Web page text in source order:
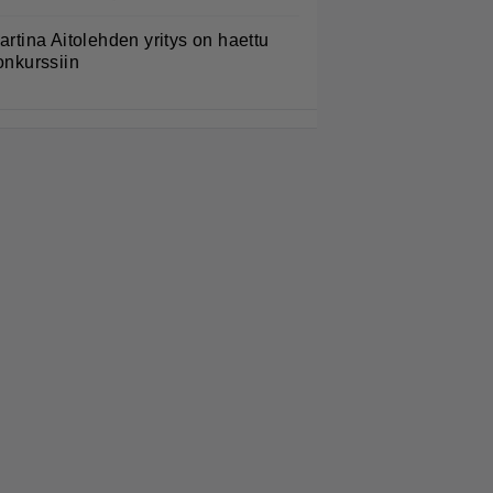
Aitolehden yritys on haettu